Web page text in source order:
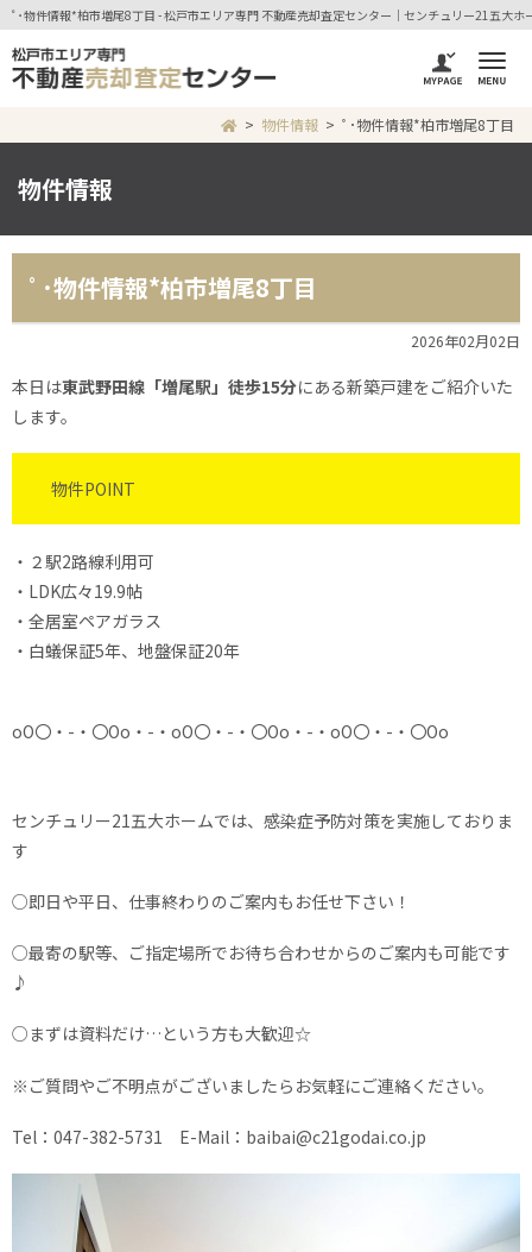
ﾟ･物件情報*柏市増尾8丁目 - 松戸市エリア専門 不動産売却査定センター｜センチュリー21五大ホ
物件情報 ﾟ･物件情報*柏市増尾8丁目
物件情報
ﾟ･物件情報*柏市増尾8丁目
2026年02月02日
本日は東武野田線「増尾駅」徒歩15分にある新築戸建をご紹介いた
します。
物件POINT
・２駅2路線利用可
・LDK広々19.9帖
・全居室ペアガラス
・白蟻保証5年、地盤保証20年
оО〇・-・〇Оо・-・оО〇・-・〇Оо・-・оО〇・-・〇Оо
​​センチュリー21五大ホームでは、感染症予防対策を実施しておりま
す
○即日や平日、仕事終わりのご案内もお任せ下さい！
○最寄の駅等、ご指定場所でお待ち合わせからのご案内も可能です
♪
○まずは資料だけ…という方も大歓迎☆
※ご質問やご不明点がございましたらお気軽にご連絡ください。
Tel：047-382-5731 E-Mail：baibai@c21godai.co.jp